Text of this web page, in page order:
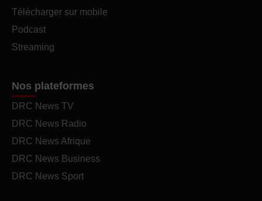
Télécharger sur mobile
Podcast
Streaming
Nos plateformes
DRC News TV
DRC News Radio
DRC News Afrique
DRC News Business
DRC News Sport